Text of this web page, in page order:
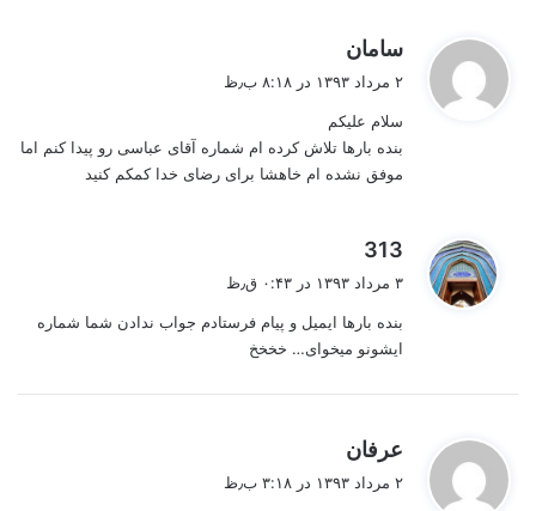
سامان
:
۲ مرداد ۱۳۹۳ در ۸:۱۸ ب٫ظ
سلام علیکم
بنده بارها تلاش کرده ام شماره آقای عباسی رو پیدا کنم اما
موفق نشده ام خاهشا برای رضای خدا کمکم کنید
313
ف
:
۳ مرداد ۱۳۹۳ در ۰:۴۳ ق٫ظ
بنده بارها ایمیل و پیام فرستادم جواب ندادن شما شماره
ایشونو میخوای… خخخخ
عرفان
۲ مرداد ۱۳۹۳ در ۳:۱۸ ب٫ظ